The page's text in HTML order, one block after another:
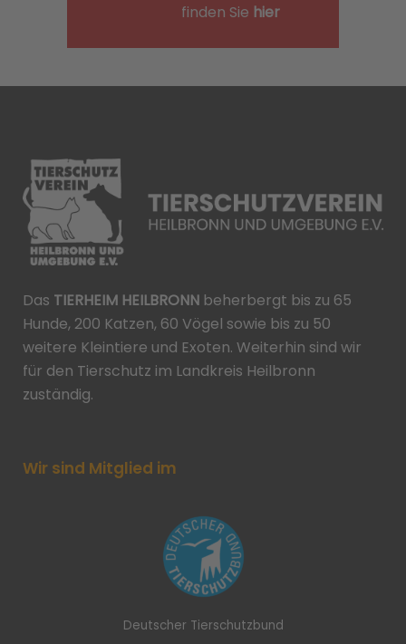
finden Sie hier
Das TIERHEIM HEILBRONN beherbergt bis zu 65
Hunde, 200 Katzen, 60 Vögel sowie bis zu 50
weitere Kleintiere und Exoten. Weiterhin sind wir
für den Tierschutz im Landkreis Heilbronn
zuständig.
Wir sind Mitglied im
Deutscher Tierschutzbund